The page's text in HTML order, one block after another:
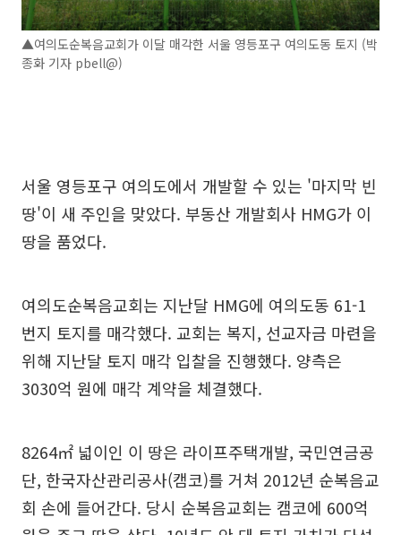
▲여의도순복음교회가 이달 매각한 서울 영등포구 여의도동 토지 (박
종화 기자 pbell@)
서울 영등포구 여의도에서 개발할 수 있는 '마지막 빈
땅'이 새 주인을 맞았다. 부동산 개발회사 HMG가 이
땅을 품었다.
여의도순복음교회는 지난달 HMG에 여의도동 61-1
번지 토지를 매각했다. 교회는 복지, 선교자금 마련을
위해 지난달 토지 매각 입찰을 진행했다. 양측은
3030억 원에 매각 계약을 체결했다.
8264㎡ 넓이인 이 땅은 라이프주택개발, 국민연금공
단, 한국자산관리공사(캠코)를 거쳐 2012년 순복음교
회 손에 들어간다. 당시 순복음교회는 캠코에 600억